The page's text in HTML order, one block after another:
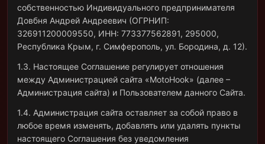
собственностью Индивидуального предпринимателя
Довбня Андрей Андреевич (ОГРНИП:
326911200009550, ИНН: 773377562891, 295000,
Республика Крым, г. Симферополь, ул. Бородина, д. 12).
1.3. Настоящее Соглашение регулирует отношения
между Администрацией сайта «MotoHook» (далее –
Администрация сайта) и Пользователем данного Сайта.
1.4. Администрация сайта оставляет за собой право в
любое время изменять, добавлять или удалять пункты
настоящего Соглашения без уведомления